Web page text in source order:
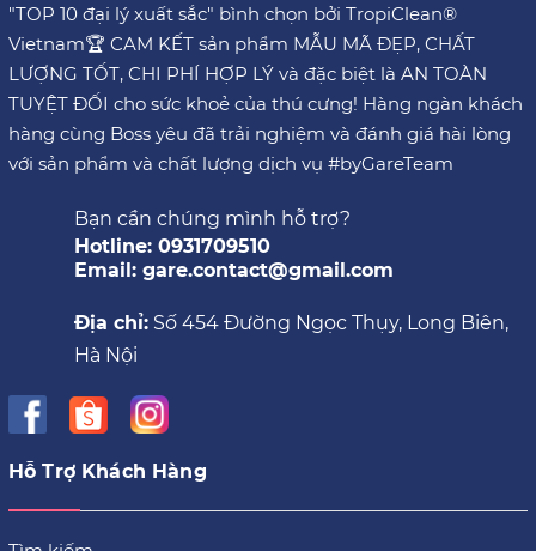
"TOP 10 đại lý xuất sắc" bình chọn bởi TropiClean®
Vietnam🏆 CAM KẾT sản phẩm MẪU MÃ ĐẸP, CHẤT
LƯỢNG TỐT, CHI PHÍ HỢP LÝ và đặc biệt là AN TOÀN
TUYỆT ĐỐI cho sức khoẻ của thú cưng! Hàng ngàn khách
hàng cùng Boss yêu đã trải nghiệm và đánh giá hài lòng
với sản phẩm và chất lượng dịch vụ #byGareTeam
Bạn cần chúng mình hỗ trợ?
Hotline: 0931709510
Email: gare.contact@gmail.com
Địa chỉ: Số 454 Đường Ngọc Thụy, Long Biên,
Hà Nội
Hỗ Trợ Khách Hàng